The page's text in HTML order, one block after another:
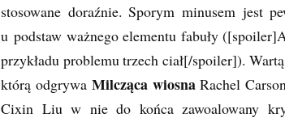
stosowane doraźnie. Sporym minusem jest
u podstaw ważnego elementu fabuły
przykładu problemu trzech ciał[/spoiler]).
którą odgrywa Milcząca wiosnaRachel
Cixin Liu w nie do końca zawoalowany